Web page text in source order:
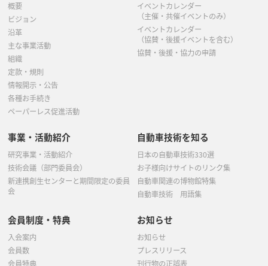
概要
ビジョン
沿革
主な事業活動
組織
定款・規則
情報開示・公告
各種お手続き
ペーパーレス促進活動
イベントカレンダー
（主催・共催イベントのみ）
イベントカレンダー
（協賛・後援イベントを含む）
協賛・後援・協力の申請
事業・活動紹介
研究事業・活動紹介
技術会議（部門委員会）
新連携創生センターと期間限定の委員
会
自動車技術を知る
日本の自動車技術330選
お子様向けサイトのリンク集
自動車関連の博物館特集
自動車技術 用語集
会員制度・特典
入会案内
会員数
会員特典
お知らせ
お知らせ
プレスリリース
刊行物の正誤表